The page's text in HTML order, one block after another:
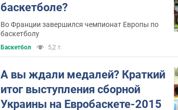
баскетболе?
Во Франции завершился чемпионат Европы по
баскетболу
Баскетбол 5,2 т.
А вы ждали медалей? Краткий
итог выступления сборной
Украины на Евробаскете-2015